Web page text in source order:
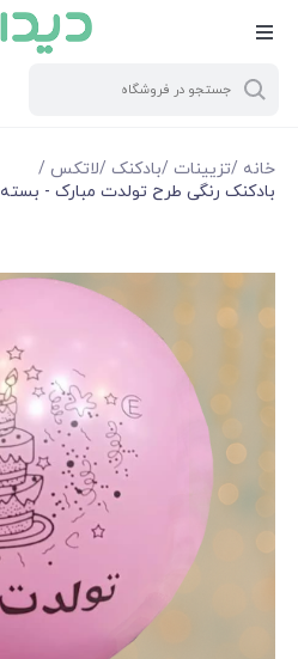
خانه /تزیینات /بادکنک /لاتکس /
بادکنک رنگی طرح تولدت مبارک - بسته 10 عددی